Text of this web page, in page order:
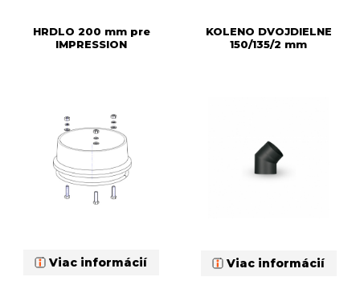
HRDLO 200 mm pre
IMPRESSION
Viac informácií
KOLENO DVOJDIELNE
150/135/2 mm
Viac informácií